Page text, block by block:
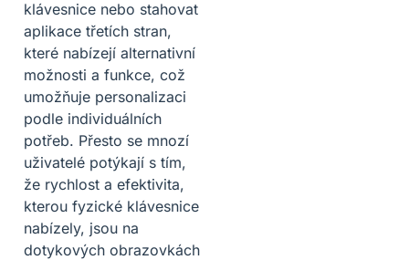
klávesnice nebo stahovat
aplikace třetích stran,
které nabízejí alternativní
možnosti a funkce, což
umožňuje personalizaci
podle individuálních
potřeb. Přesto se mnozí
uživatelé potýkají s tím,
že rychlost a efektivita,
kterou fyzické klávesnice
nabízely, jsou na
dotykových obrazovkách